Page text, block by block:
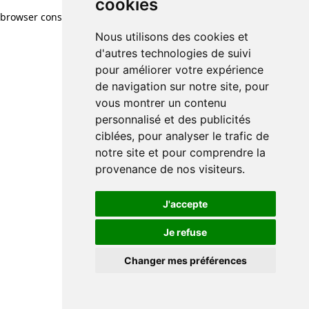
cookies
Nous utilisons des cookies et
d'autres technologies de suivi
pour améliorer votre expérience
de navigation sur notre site, pour
vous montrer un contenu
personnalisé et des publicités
ciblées, pour analyser le trafic de
notre site et pour comprendre la
provenance de nos visiteurs.
J'accepte
Je refuse
Changer mes préférences
browser console for more information)